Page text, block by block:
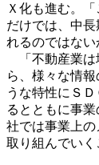
Ｘ化も進む。
だけでは、中
れるのではない
「不動産業は
ら、様々な情
うな特性にＳ
るとともに事
社では事業上
取り組んでいく